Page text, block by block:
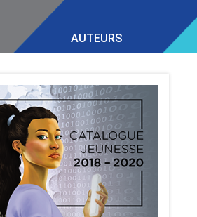
AUTEURS